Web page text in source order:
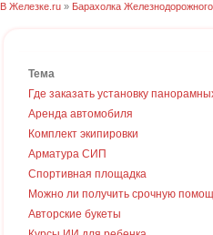
В Железке.ru » Барахолка Железнодорожного
Тема
Где заказать установку
Аренда автомобиля
Комплект экипировки
Арматура СИП
Спортивная площадка
Можно ли получить срочную
Авторские букеты